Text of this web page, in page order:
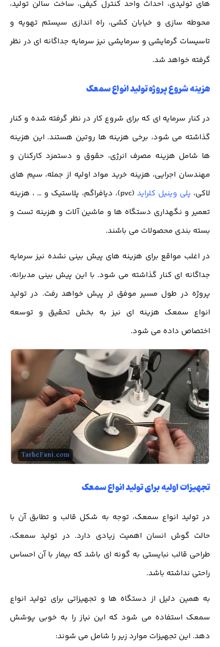
های تولیدی، احداث واحد کنترل کیفی، ساخت سالن تولید،
محوطه سازی و خیابان کشی، راه اندازی سیستم تهویه و
تاسیسات گرمایشی و سرمایشی نیز سرمایه جداگانه ای در نظر
گرفته خواهد شد.
هزینه شروع پروژه تولید انواع سمعک
در کنار سرمایه ای که برای شروع کار در نظر گرفته شده و کنار
گذاشته می شود، برخی هزینه ها روتین هستند. این هزینه
ها شامل هزینه مصرف انرژی، حقوق و دستمزد کارکنان و
مهندسان اجرایی، هزینه خرید مواد اولیه از جمله، سیم های
لاکی، پلی وینیل کلراید
(pvc)، دیافراگم، پلاستیک و … ، هزینه
تعمیر و نگهداری دستگاه ها و ماشین آلات و هزینه تست و
بسته بندی محصولات می باشند.
در اغلب مواقع برای هزینه های پیش بینی نشده نیز سرمایه
جداگانه ای کنار گذاشته می شود. با این پیش بینی مدبرانه،
پروژه در طول مسیر موفق تر پیش خواهد رفت. در تولید
انواع سمعک هزینه ای نیز به بخش تحقیق و توسعه
اختصاص داده می شود.
تجهیزات اولیه برای تولید انواع سمعک
در تولید انواع سمعک، توجه به شکل قالب و تطابق آن با
حالت گوش انسان اهمیت زیادی دارد. در تولید سمعک،
طراحی قالب نبایستی به گونه ای باشد که بیمار با آن احساس
راحتی نداشته باشد.
به همین دلیل از دستگاه ها و تجهیزاتی برای تولید انواع
سمعک استفاده می شود که این نیاز را به خوبی پوشش
دهد. این تجهیزات موارد زیر را شامل می شوند: